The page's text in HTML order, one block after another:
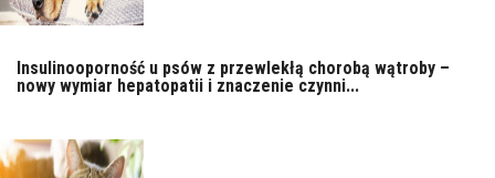
Insulinooporność u psów z przewlekłą chorobą wątroby –
nowy wymiar hepatopatii i znaczenie czynni...